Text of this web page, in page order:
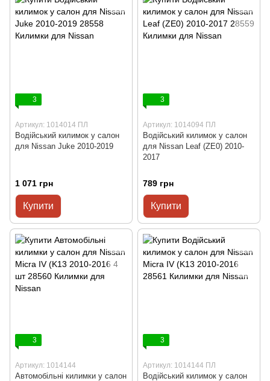
3
Артикул: 1014014 ПЛ
Водійський килимок у салон
для Nissan Juke 2010-2019
1 071 грн
Купити
3
Артикул: 1014094 ПЛ
Водійський килимок у салон
для Nissan Leaf (ZE0) 2010-
2017
789 грн
Купити
3
Артикул: 1014144
Автомобільні килимки у салон
3
Артикул: 1014144 ПЛ
Водійський килимок у салон